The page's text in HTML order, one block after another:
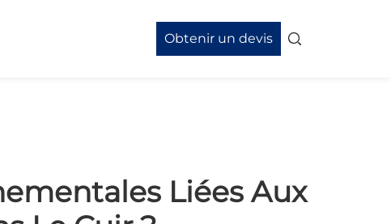
Obtenir un devis
Liées Aux